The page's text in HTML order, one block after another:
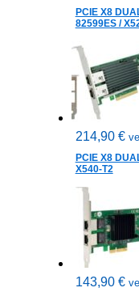
PCIE X8
82599ES /
214,90 €
PCIE X8
X540-T2
143,90 €